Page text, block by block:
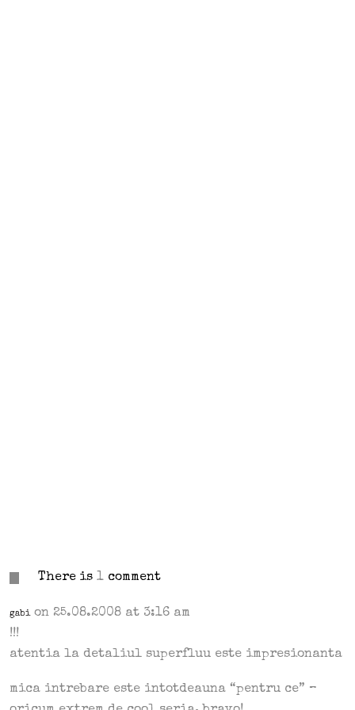
There is 1 comment
gabi on 25.08.2008 at 3:16 am
!!!
atentia la detaliul superfluu este impresionanta
mica intrebare este intotdeauna “pentru ce” –